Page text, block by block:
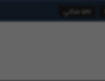
iptv مجاني